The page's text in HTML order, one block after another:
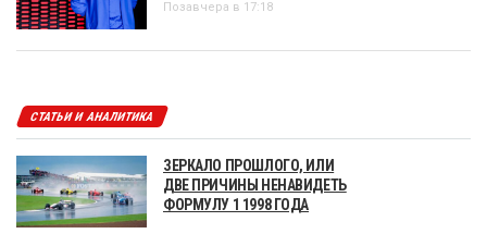
Позавчера в 17:18
СТАТЬИ И АНАЛИТИКА
ЗЕРКАЛО ПРОШЛОГО, ИЛИ
ДВЕ ПРИЧИНЫ НЕНАВИДЕТЬ
ФОРМУЛУ 1 1998 ГОДА